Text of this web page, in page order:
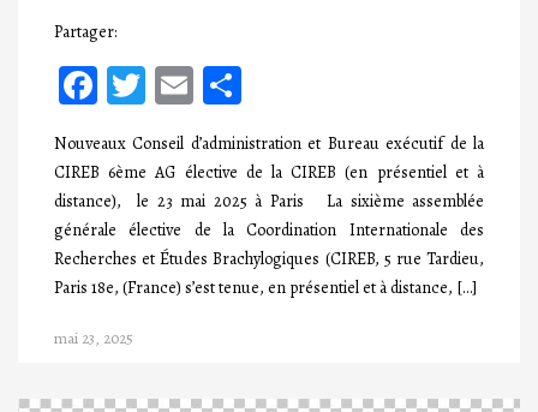
Partager:
Facebook
Twitter
Email
Nouveaux Conseil d’administration et Bureau exécutif de la
CIREB 6ème AG élective de la CIREB (en présentiel et à
distance), le 23 mai 2025 à Paris La sixième assemblée
générale élective de la Coordination Internationale des
Recherches et Études Brachylogiques (CIREB, 5 rue Tardieu,
Paris 18e, (France) s’est tenue, en présentiel et à distance, […]
mai 23, 2025